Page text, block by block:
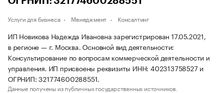
Услуги для бизнеса Менеджмент Консалтинг
ИП Новикова Надежда Ивановна зарегистрирован 17.05.2021,
в регионе — г. Москва. Основной вид деятельности:
Консультирование по вопросам коммерческой деятельности и
управления. ИП присвоены реквизиты ИНН: 402313758527 и
ОГРНИП: 321774600288551.
Данные получены из публичных государственных источников.